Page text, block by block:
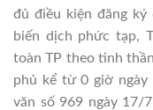
đủ điều kiện đăng
biến dịch phức tạp,
toàn TP theo tinh
phủ kể từ 0 giờ
văn số 969 ngày 17/